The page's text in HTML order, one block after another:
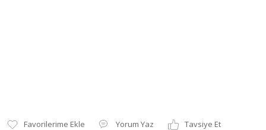
Yorum Yaz
Tavsiye Et